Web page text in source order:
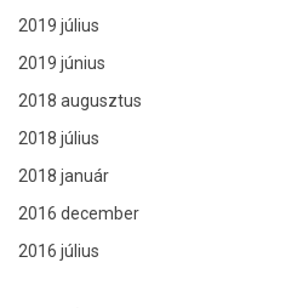
2019 július
2019 június
2018 augusztus
2018 július
2018 január
2016 december
2016 július